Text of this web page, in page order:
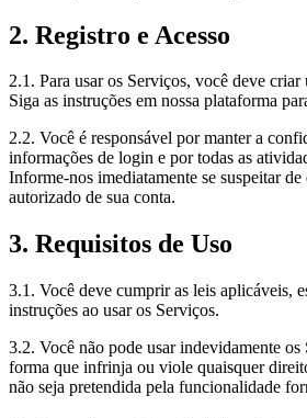
2. Registro e Acesso
2.1. Para usar os Serviços, você deve criar
Siga as instruções em nossa plataforma
2.2. Você é responsável por manter a
informações de login e por todas as
Informe-nos imediatamente se suspeitar
autorizado de sua conta.
3. Requisitos de Uso
3.1. Você deve cumprir as leis aplicáveis,
instruções ao usar os Serviços.
3.2. Você não pode usar indevidamente
forma que infrinja ou viole quaisquer
não seja pretendida pela funcionalidade